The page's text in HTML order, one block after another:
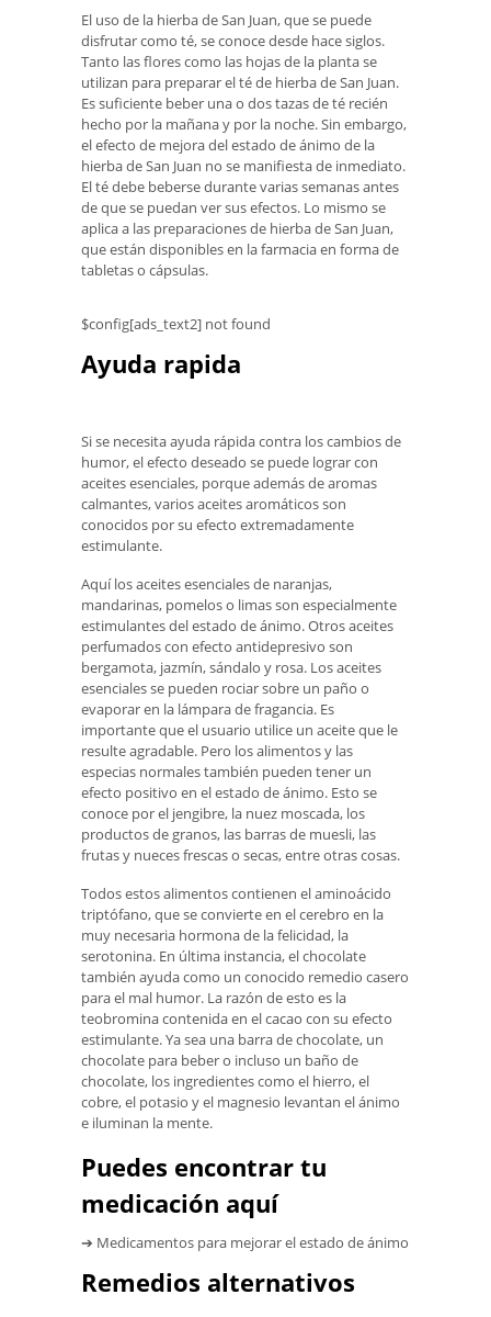
El uso de la hierba de San Juan, que se puede
disfrutar como té, se conoce desde hace siglos.
Tanto las flores como las hojas de la planta se
utilizan para preparar el té de hierba de San Juan.
Es suficiente beber una o dos tazas de té recién
hecho por la mañana y por la noche. Sin embargo,
el efecto de mejora del estado de ánimo de la
hierba de San Juan no se manifiesta de inmediato.
El té debe beberse durante varias semanas antes
de que se puedan ver sus efectos. Lo mismo se
aplica a las preparaciones de hierba de San Juan,
que están disponibles en la farmacia en forma de
tabletas o cápsulas.
$config[ads_text2] not found
Ayuda rapida
Si se necesita ayuda rápida contra los cambios de
humor, el efecto deseado se puede lograr con
aceites esenciales, porque además de aromas
calmantes, varios aceites aromáticos son
conocidos por su efecto extremadamente
estimulante.
Aquí los aceites esenciales de naranjas,
mandarinas, pomelos o limas son especialmente
estimulantes del estado de ánimo. Otros aceites
perfumados con efecto antidepresivo son
bergamota, jazmín, sándalo y rosa. Los aceites
esenciales se pueden rociar sobre un paño o
evaporar en la lámpara de fragancia. Es
importante que el usuario utilice un aceite que le
resulte agradable. Pero los alimentos y las
especias normales también pueden tener un
efecto positivo en el estado de ánimo. Esto se
conoce por el jengibre, la nuez moscada, los
productos de granos, las barras de muesli, las
frutas y nueces frescas o secas, entre otras cosas.
Todos estos alimentos contienen el aminoácido
triptófano, que se convierte en el cerebro en la
muy necesaria hormona de la felicidad, la
serotonina. En última instancia, el chocolate
también ayuda como un conocido remedio casero
para el mal humor. La razón de esto es la
teobromina contenida en el cacao con su efecto
estimulante. Ya sea una barra de chocolate, un
chocolate para beber o incluso un baño de
chocolate, los ingredientes como el hierro, el
cobre, el potasio y el magnesio levantan el ánimo
e iluminan la mente.
Puedes encontrar tu
medicación aquí
➔ Medicamentos para mejorar el estado de ánimo
Remedios alternativos